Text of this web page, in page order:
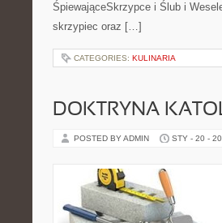
ŚpiewająceSkrzypce i Ślub i
skrzypiec oraz […]
CATEGORIES: KULINARIA
DOKTRYNA
POSTED BY ADMIN STY - 20 -